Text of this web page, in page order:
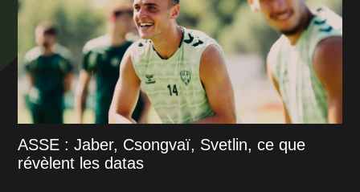
ASSE : Jaber, Csongvaï, Svetlin, ce que
révèlent les datas